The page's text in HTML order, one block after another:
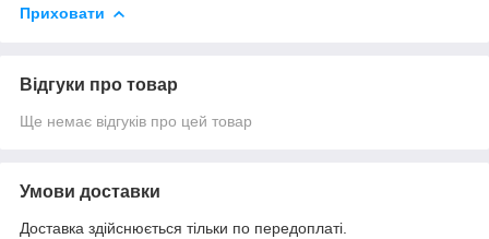
Приховати
Відгуки про товар
Ще немає відгуків про цей товар
Умови доставки
Доставка здійснюється тільки по передоплаті.